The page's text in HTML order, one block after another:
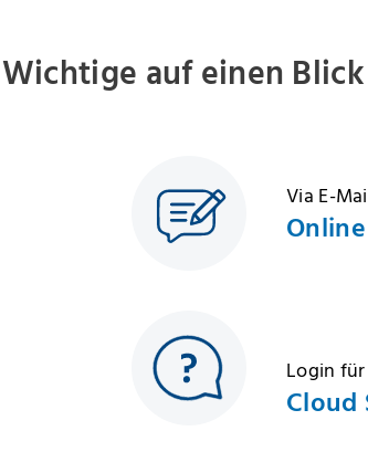
auf einen Blick
Via E-Mail
Login
Cloud